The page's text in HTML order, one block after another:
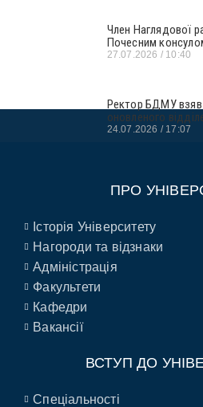
Член Наглядової
Почесним
27.07.2026 10:40
Ректор БДМУ взяв
оновленого
24.07.2026 17:07
ПРО
Історія Університету
Нагороди та відзнаки
Адміністрація
Факультети
Кафедри
Вакансії
ВСТУП ДО
Спеціальності